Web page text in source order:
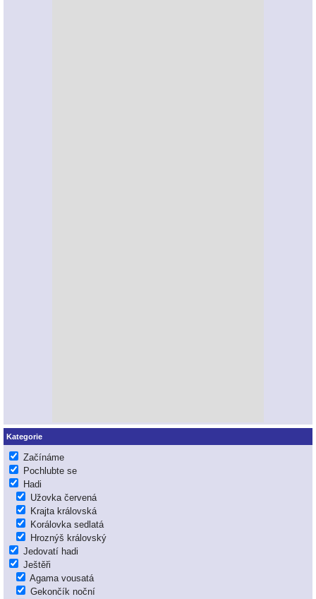
Kategorie
Začínáme
Pochlubte se
Hadi
Užovka červená
Krajta královská
Korálovka sedlatá
Hroznýš královský
Jedovatí hadi
Ještěři
Agama vousatá
Gekončík noční